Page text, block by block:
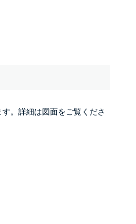
。詳細は図面をご覧くださ